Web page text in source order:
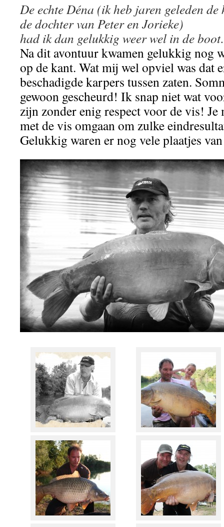
De echte Déna (ik heb jaren geleden
de dochter van Peter en Jorieke)
had ik dan gelukkig weer wel in de
Na dit avontuur kwamen gelukkig nog
op de kant. Wat mij wel opviel was dat
beschadigde karpers tussen zaten.
gewoon gescheurd! Ik snap niet wat
zijn zonder enig respect voor de vis! Je
met de vis omgaan om zulke
Gelukkig waren er nog vele plaatjes